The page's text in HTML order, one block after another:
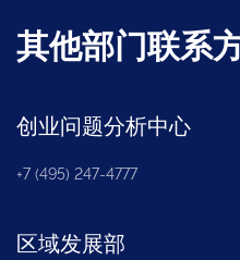
其他部门联系
创业问题分析中心
+7 (495) 247-4777
区域发展部